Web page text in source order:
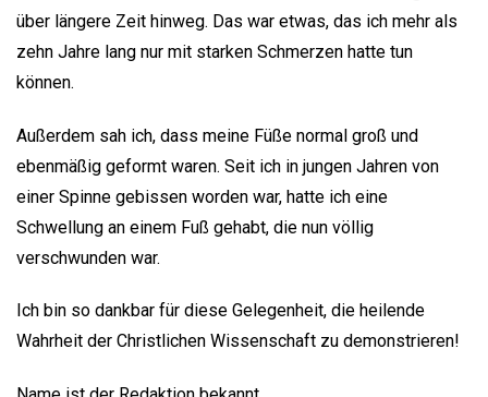
über längere Zeit hinweg. Das war etwas, das ich mehr als
zehn Jahre lang nur mit starken Schmerzen hatte tun
können.
Außerdem sah ich, dass meine Füße normal groß und
ebenmäßig geformt waren. Seit ich in jungen Jahren von
einer Spinne gebissen worden war, hatte ich eine
Schwellung an einem Fuß gehabt, die nun völlig
verschwunden war.
Ich bin so dankbar für diese Gelegenheit, die heilende
Wahrheit der Christlichen Wissenschaft zu demonstrieren!